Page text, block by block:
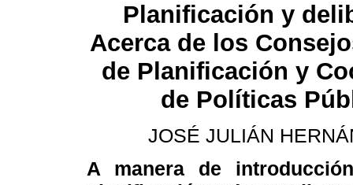
Planificación y
Acerca de los
de Planificación y
de Políticas
JOSÉ JULIÁN
A manera de